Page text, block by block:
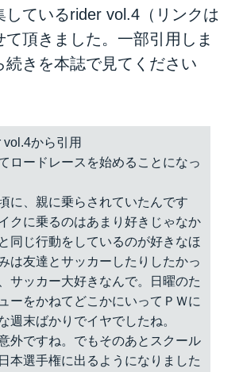
しているrider vol.4（リンクは
て頂きました。一部引用しま
続きを本誌で見てください
から引用
ードレースを始めることになっ
、親に乗らされていたんです
クに乗るのはあまり好きじゃなか
同じ行動をしているのが好きなほ
は友達とサッカーしたりしたかっ
サッカー大好きなんで。日曜のた
ーをかねてどこかにいってＰＷに
末ばかりでイヤでしたね。
外ですね。でもそのあとスクール
本選手権に出るようになりました